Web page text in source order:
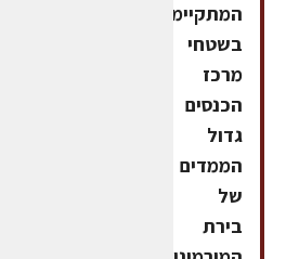
המתקיימים
בשטחי
מרכז
הכנסים
גדול
הממדים
של
בירת